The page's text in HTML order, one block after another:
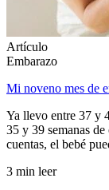
Artículo
Embarazo
Mi noveno mes de
Ya llevo entre 37 y
35 y 39 semanas
cuentas, el bebé
3 min leer